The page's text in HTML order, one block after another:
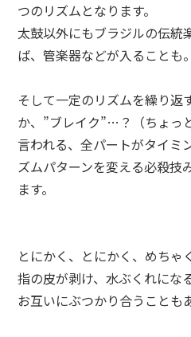
つのリズムとなります。
太鼓以外にもブラジルの伝統
ば、管楽器などが入ることも。
そして一定のリズムを繰り返
か、”ブレイク”…？（ちょっ
言われる、全パートがタイミ
ズムパターンを変える必殺技
ます。
とにかく、とにかく、めちゃ
指の皮が剥け、水ぶくれにな
お互いにぶつかり合うことも